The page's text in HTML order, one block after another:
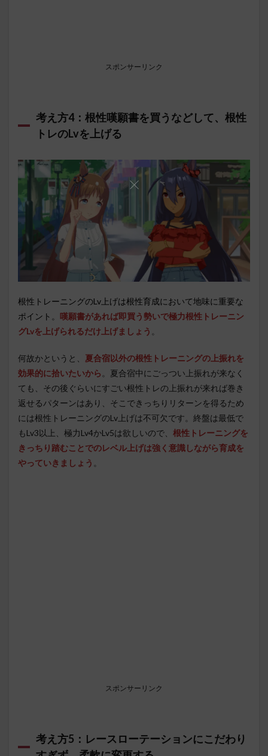
スポンサーリンク
考え方4：根性嘆願書を買うなどして、根性
トレのLvを上げる
根性トレーニングのLv上げは根性育成において地味に重要な
ポイント。 嘆願書があれば即買う勢いで極力根性トレーニン
グLvを上げられるだけ上げましょう 。
何故かというと、 夏合宿以外の根性トレーニングの上振れを
効果的に拾いたいから 。夏合宿中にごっつい上振れが来なく
ても、その後ぐらいにすごい根性トレの上振れが来れば巻き
返せるパターンはあり、そこできっちりリターンを得るため
には根性トレーニングのLv上げは不可欠です。終盤は最低で
もLv3以上、極力Lv4かLv5は欲しいので、 根性トレーニングを
きっちり踏むことでのレベル上げは強く意識しながら育成を
やっていきましょう 。
スポンサーリンク
考え方5：レースローテーションにこだわり